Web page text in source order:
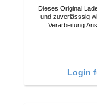
Dieses Original
und zuverlässsig wieder auf.
Login